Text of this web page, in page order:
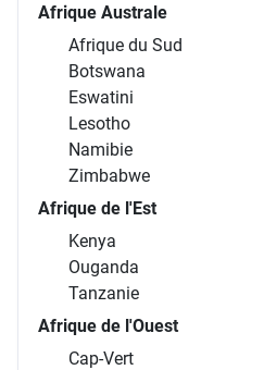
Afrique Australe
Afrique du Sud
Botswana
Eswatini
Lesotho
Namibie
Zimbabwe
Afrique de l'Est
Kenya
Ouganda
Tanzanie
Afrique de l'Ouest
Cap-Vert